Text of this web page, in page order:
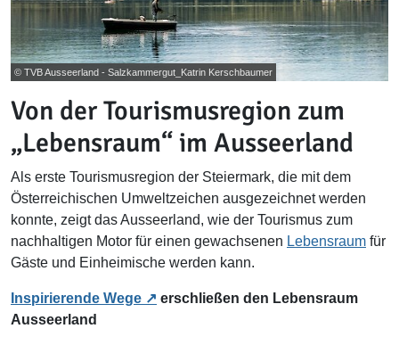
© TVB Ausseerland - Salzkammergut_Katrin Kerschbaumer
Von der Tourismusregion zum
„Lebensraum“ im Ausseerland
Als erste Tourismusregion der Steiermark, die mit dem
Österreichischen Umweltzeichen ausgezeichnet werden
konnte, zeigt das Ausseerland, wie der Tourismus zum
nachhaltigen Motor für einen gewachsenen Lebensraum für
Gäste und Einheimische werden kann.
Inspirierende Wege
erschließen den Lebensraum
Ausseerland